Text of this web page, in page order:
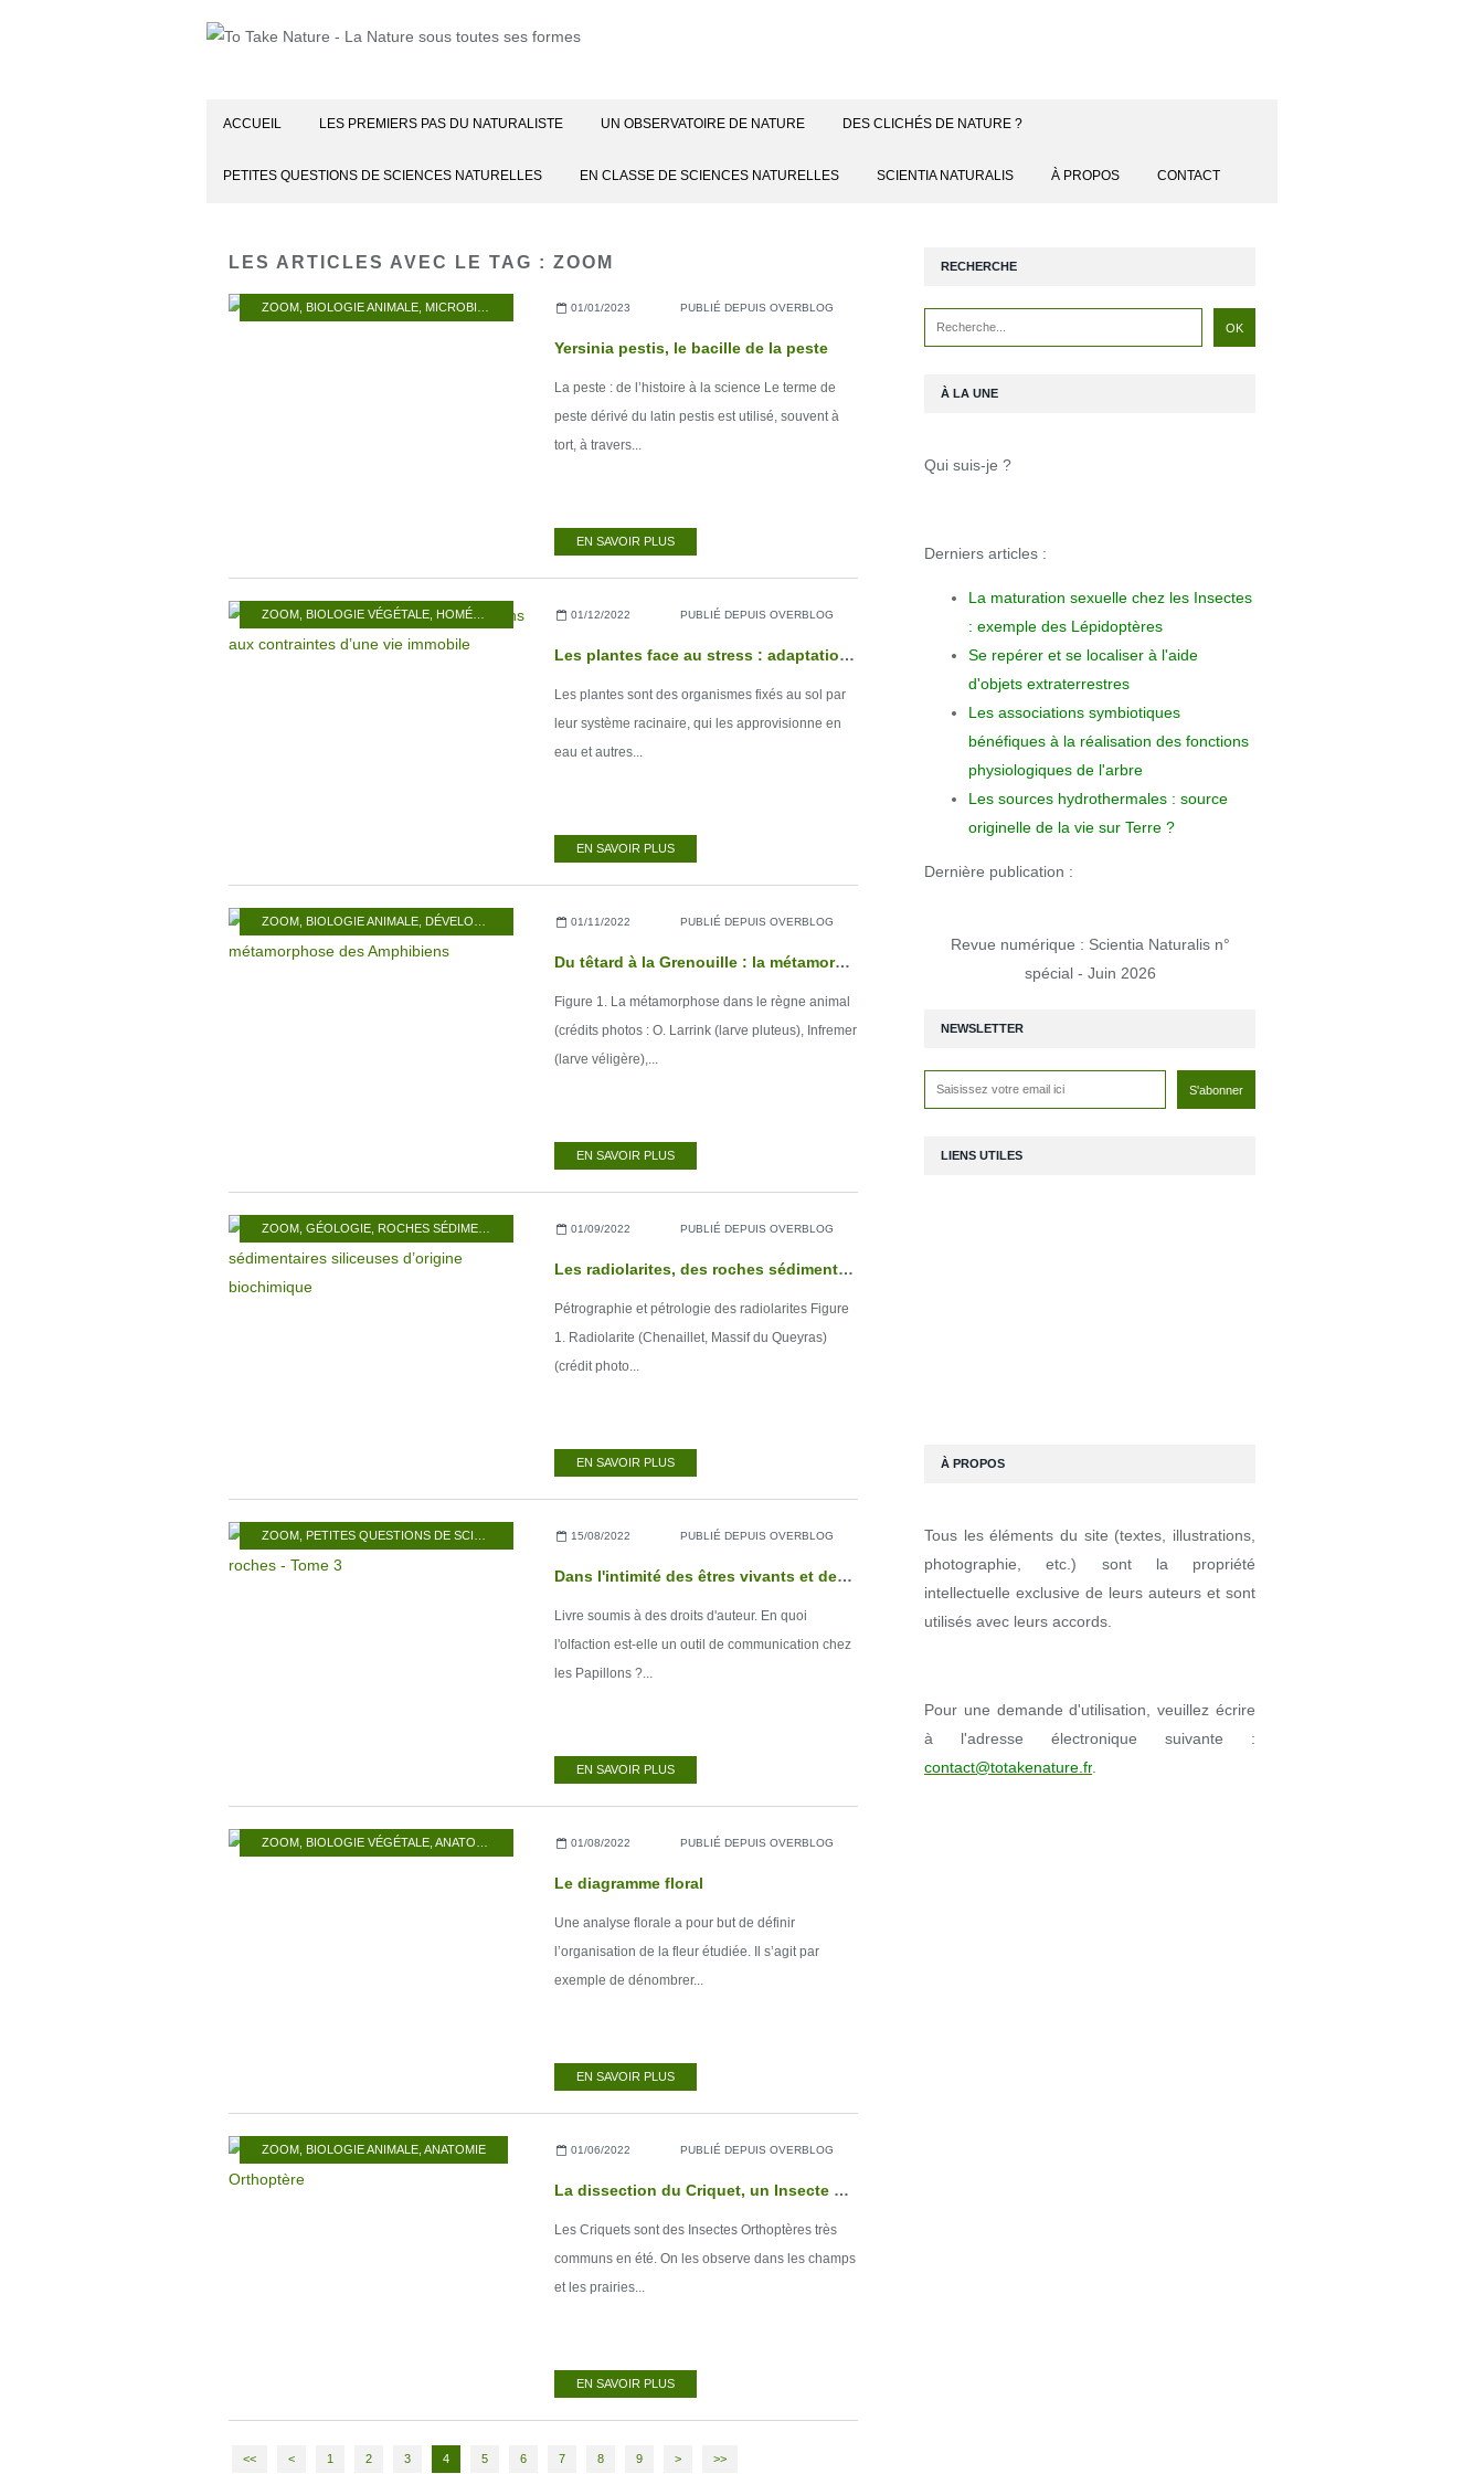
ACCUEIL LES PREMIERS PAS DU NATURALISTE UN OBSERVATOIRE DE NATURE DES CLICHÉS DE NATURE ?
PETITES QUESTIONS DE SCIENCES NATURELLES EN CLASSE DE SCIENCES NATURELLES SCIENTIA NATURALIS À PROPOS CONTACT
LES ARTICLES AVEC LE TAG : ZOOM
ZOOM BIOLOGIE ANIMALE MICROBIOLOGIE 01/01/2023 PUBLIÉ DEPUIS OVERBLOG
Yersinia pestis, le bacille de la peste
La peste : de l’histoire à la science Le terme de
peste dérivé du latin pestis est utilisé, souvent à
tort, à travers...
EN SAVOIR PLUS
ZOOM BIOLOGIE VÉGÉTALE HOMÉOSTASIE 01/12/2022 PUBLIÉ DEPUIS OVERBLOG
Les plantes face au stress : adaptations aux contraintes d’une vie immobile
Les plantes sont des organismes fixés au sol par
leur système racinaire, qui les approvisionne en
eau et autres...
EN SAVOIR PLUS
ZOOM BIOLOGIE ANIMALE DÉVELOPPEMENT 01/11/2022 PUBLIÉ DEPUIS OVERBLOG
Du têtard à la Grenouille : la métamorphose des Amphibiens
Figure 1. La métamorphose dans le règne animal
(crédits photos : O. Larrink (larve pluteus), Infremer
(larve véligère),...
EN SAVOIR PLUS
ZOOM GÉOLOGIE ROCHES SÉDIMENTAIRES 01/09/2022 PUBLIÉ DEPUIS OVERBLOG
Les radiolarites, des roches sédimentaires siliceuses d’origine biochimique
Pétrographie et pétrologie des radiolarites Figure
1. Radiolarite (Chenaillet, Massif du Queyras)
(crédit photo...
EN SAVOIR PLUS
ZOOM PETITES QUESTIONS DE SCIENCES NATURELLES ,LIVRES NUMÉRIQUES
15/08/2022 PUBLIÉ DEPUIS OVERBLOG
Dans l'intimité des êtres vivants et des roches - Tome 3
Livre soumis à des droits d'auteur. En quoi
l'olfaction est-elle un outil de communication chez
les Papillons ?...
EN SAVOIR PLUS
ZOOM BIOLOGIE VÉGÉTALE ANATOMIE 01/08/2022 PUBLIÉ DEPUIS OVERBLOG
Le diagramme floral
Une analyse florale a pour but de définir
l’organisation de la fleur étudiée. Il s’agit par
exemple de dénombrer...
EN SAVOIR PLUS
ZOOM BIOLOGIE ANIMALE ANATOMIE 01/06/2022 PUBLIÉ DEPUIS OVERBLOG
La dissection du Criquet, un Insecte Orthoptère
Les Criquets sont des Insectes Orthoptères très
communs en été. On les observe dans les champs
et les prairies...
EN SAVOIR PLUS
<< < 1 2 3 4 5 6 7 8 9 > >>
NEWSLETTER
RECHERCHE
À LA UNE
Qui suis-je ?
Derniers articles :
La maturation sexuelle chez les Insectes
: exemple des Lépidoptères
Se repérer et se localiser à l'aide
d'objets extraterrestres
Les associations symbiotiques
bénéfiques à la réalisation des fonctions
physiologiques de l'arbre
Les sources hydrothermales : source
originelle de la vie sur Terre ?
Dernière publication :
Revue numérique : Scientia Naturalis n°
spécial - Juin 2026
LIENS UTILES
À PROPOS
Tous les éléments du site (textes, illustrations,
photographie, etc.) sont la propriété
intellectuelle exclusive de leurs auteurs et sont
utilisés avec leurs accords.
Pour une demande d'utilisation, veuillez écrire
à l'adresse électronique suivante :
contact@totakenature.fr